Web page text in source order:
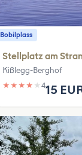
Bobilplass
Stellplatz am
Kißlegg-Berghof
★ ★ ★ ★ ★415